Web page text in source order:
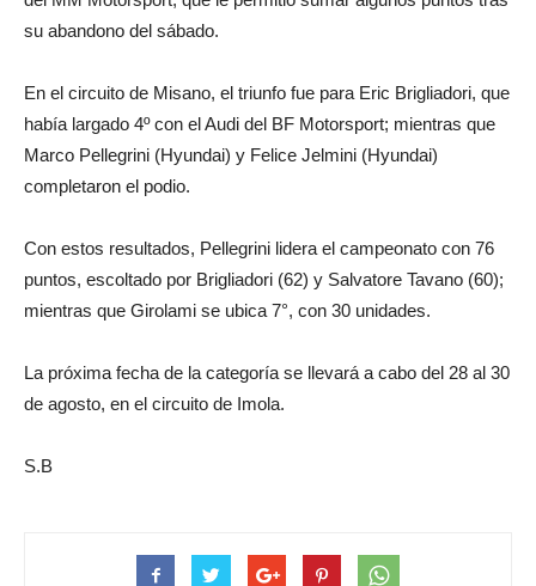
su abandono del sábado.
En el circuito de Misano, el triunfo fue para Eric Brigliadori, que
había largado 4º con el Audi del BF Motorsport; mientras que
Marco Pellegrini (Hyundai) y Felice Jelmini (Hyundai)
completaron el podio.
Con estos resultados, Pellegrini lidera el campeonato con 76
puntos, escoltado por Brigliadori (62) y Salvatore Tavano (60);
mientras que Girolami se ubica 7°, con 30 unidades.
La próxima fecha de la categoría se llevará a cabo del 28 al 30
de agosto, en el circuito de Imola.
S.B